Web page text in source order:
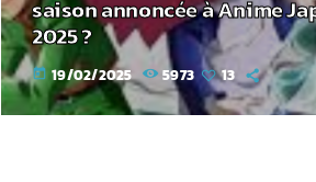
saison annoncée à Anime
2025 ?
today 19/02/2025 5973 13